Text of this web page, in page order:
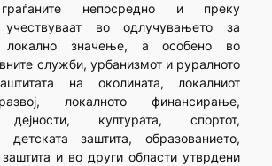
непосредно и преку
учествуваат во одлучувањето за
значење, а особено во
служби, урбанизмот и руралното
на околината, локалниот
локалното финансирање,
дејности, културата, спортот,
детската заштита, образованието,
заштита и во други области утврдени